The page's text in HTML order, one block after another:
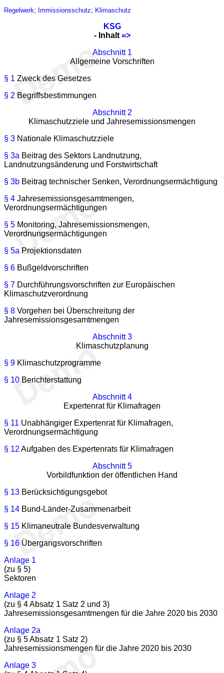
Regelwerk; Immissionsschutz; Klimaschutz
KSG
- Inhalt =>
Abschnitt 1
Allgemeine Vorschriften
§ 1 Zweck des Gesetzes
§ 2 Begriffsbestimmungen
Abschnitt 2
Klimaschutzziele und Jahresemissionsmengen
§ 3 Nationale Klimaschutzziele
§ 3a Beitrag des Sektors Landnutzung,
Landnutzungsänderung und Forstwirtschaft
§ 3b Beitrag technischer Senken, Verordnungsermächtigung
§ 4 Jahresemissionsgesamtmengen,
Verordnungsermächtigungen
§ 5 Monitoring, Jahresemissionsmengen,
Verordnungsermächtigungen
§ 5a Projektionsdaten
§ 6 Bußgeldvorschriften
§ 7 Durchführungsvorschriften zur Europäischen
Klimaschutzverordnung
§ 8 Vorgehen bei Überschreitung der
Jahresemissionsgesamtmengen
Abschnitt 3
Klimaschutzplanung
§ 9 Klimaschutzprogramme
§ 10 Berichterstattung
Abschnitt 4
Expertenrat für Klimafragen
§ 11 Unabhängiger Expertenrat für Klimafragen,
Verordnungsermächtigung
§ 12 Aufgaben des Expertenrats für Klimafragen
Abschnitt 5
Vorbildfunktion der öffentlichen Hand
§ 13 Berücksichtigungsgebot
§ 14 Bund-Länder-Zusammenarbeit
§ 15 Klimaneutrale Bundesverwaltung
§ 16 Übergangsvorschriften
Anlage 1
(zu § 5)
Sektoren
Anlage 2
(zu § 4 Absatz 1 Satz 2 und 3)
Jahresemissionsgesamtmengen für die Jahre 2020 bis 2030
Anlage 2a
(zu § 5 Absatz 1 Satz 2)
Jahresemissionsmengen für die Jahre 2020 bis 2030
Anlage 3